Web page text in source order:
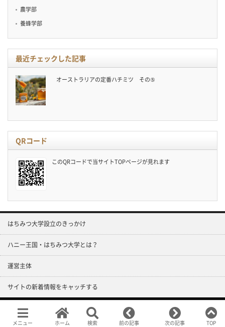
農学部
養蜂学部
最近チェックした記事
オーストラリアの定番ハチミツ その⑤
QRコード
このQRコードで当サイトTOPページが見れます
はちみつ大学設立のきっかけ
ハニー王国・はちみつ大学とは？
運営主体
サイトの新着情報をキャッチする
Copyright © はちみつ大学 All rights reserved.
メニュー ホーム 検索 前の記事 次の記事 TOP